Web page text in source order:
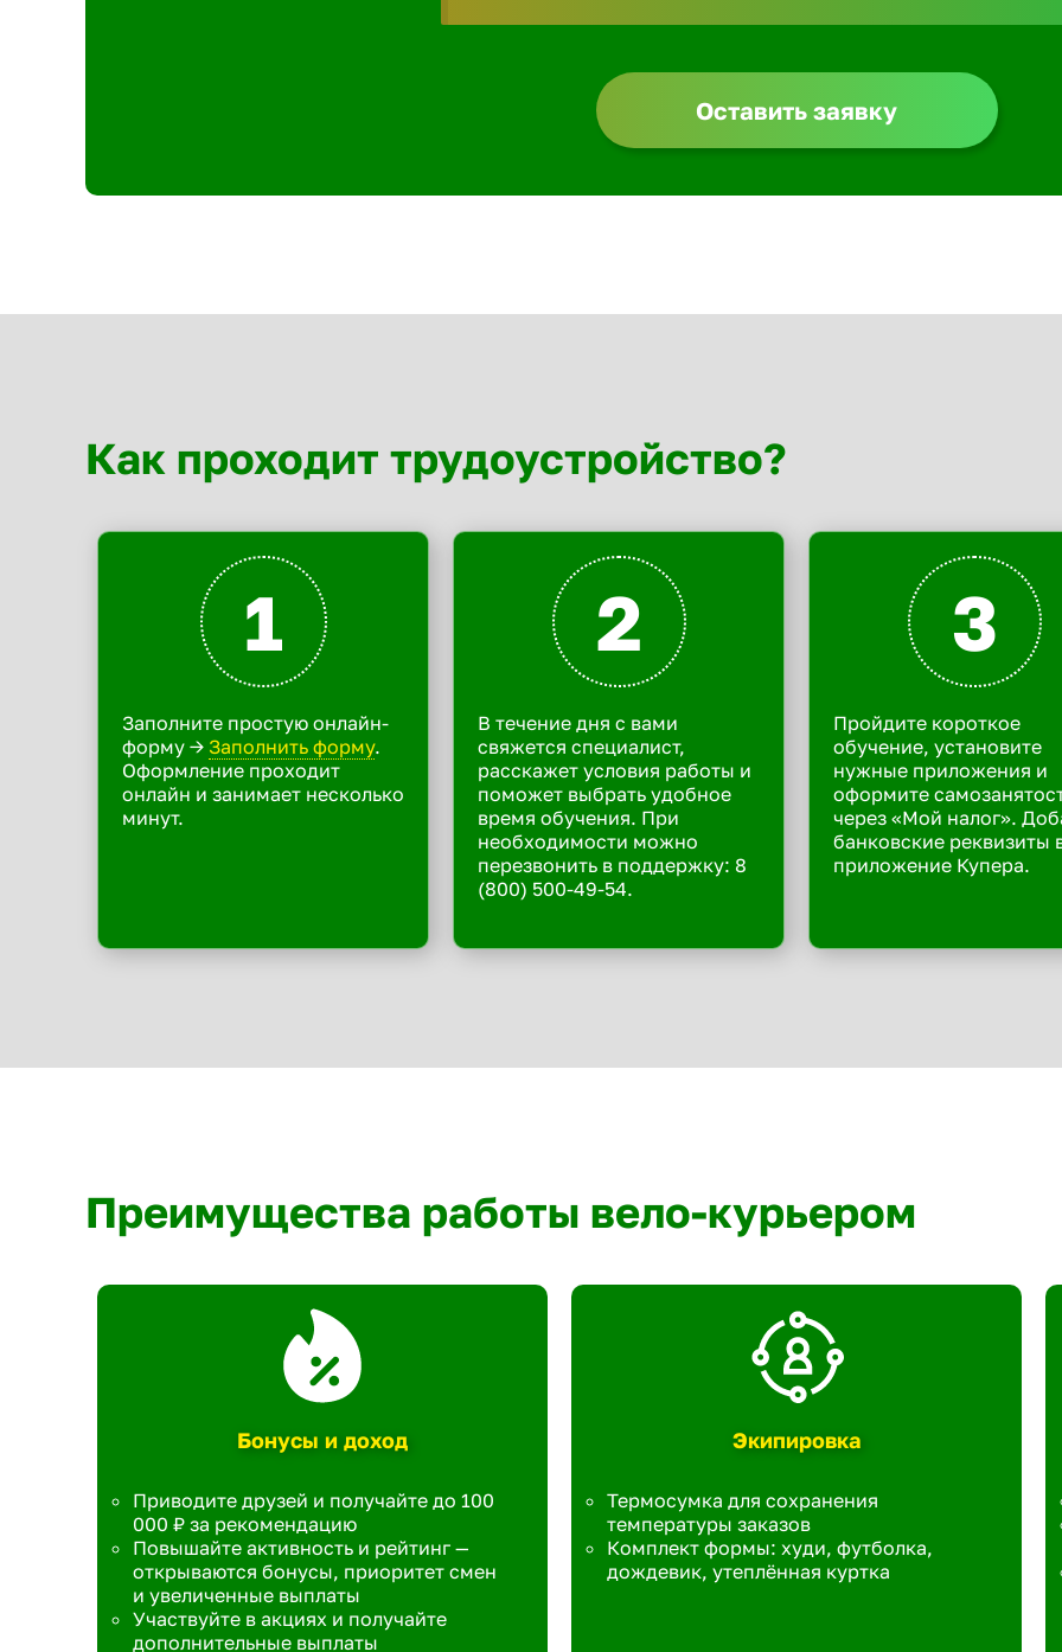
Оставить заявку
Как проходит трудоустройство?
1
Заполните простую онлайн-
форму -> Заполнить форму.
Оформление проходит
онлайн и занимает несколько
минут.
2
В течение дня с вами
свяжется специалист,
расскажет условия работы и
поможет выбрать удобное
время обучения. При
необходимости можно
перезвонить в поддержку: 8
(800) 500-49-54.
3
Пройдите короткое
обучение, установите
нужные приложения и
оформите
через «Мой налог».
банковские реквизиты
приложение Купера.
Преимущества работы вело-курьером
Бонусы и доход
Приводите друзей и получайте до 100
000 ₽ за рекомендацию
Повышайте активность и рейтинг —
открываются бонусы, приоритет смен
и увеличенные выплаты
Участвуйте в акциях и получайте
дополнительные выплаты
Экипировка
Термосумка для сохранения
температуры заказов
Комплект формы: худи, футболка,
дождевик, утеплённая куртка